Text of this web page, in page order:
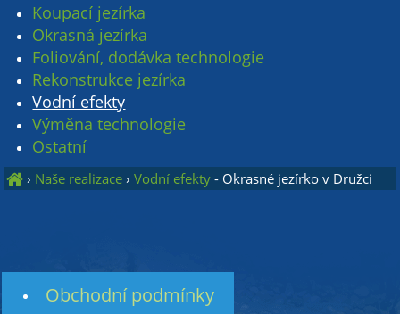
Koupací jezírka
Okrasná jezírka
Foliování, dodávka technologie
Rekonstrukce jezírka
Vodní efekty
Výměna technologie
Ostatní
› Naše realizace ›Vodní efekty - Okrasné jezírko v Družci
Obchodní podmínky